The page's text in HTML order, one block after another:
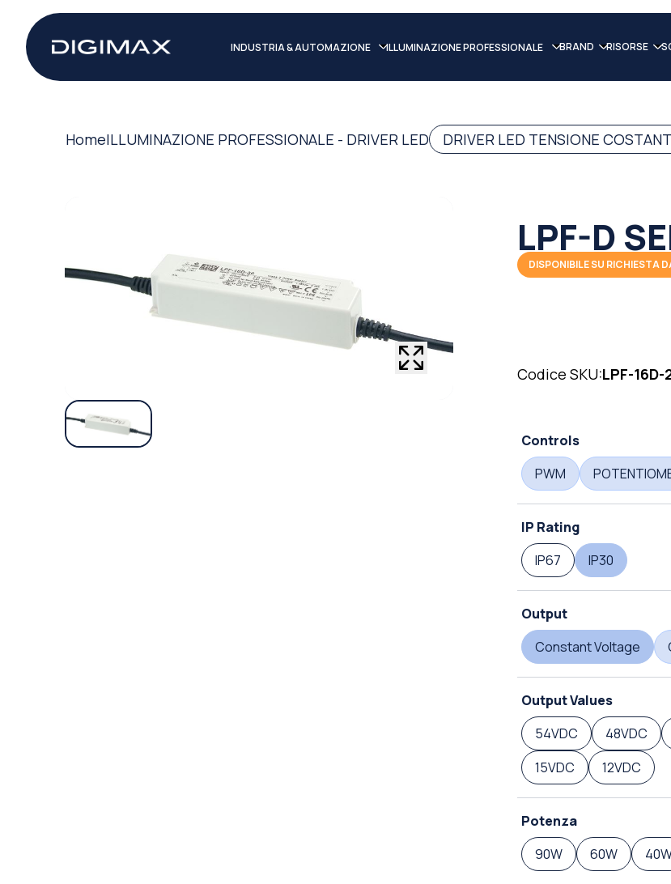
INDUSTRIA & AUTOMAZIONE ILLUMINAZIONE PROFESSIONALE BRAND RISORSE
HomeILLUMINAZIONE PROFESSIONALE - DRIVER LED DRIVER LED TENSIONE
LPF-D
DISPONIBILE SU RICHIESTA
Codice SKU:LPF-16D-
Controls
PWM
IP Rating
IP67
IP30
Output
Constant Voltage
Output Values
54VDC
48VDC
15VDC
12VDC
Potenza
90W
60W